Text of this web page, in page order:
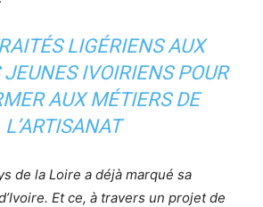
LIGÉRIENS AUX
JEUNES IVOIRIENS POUR
AUX MÉTIERS DE
L’ARTISANAT
de la Loire a déjà marqué sa
Et ce, à travers un projet de